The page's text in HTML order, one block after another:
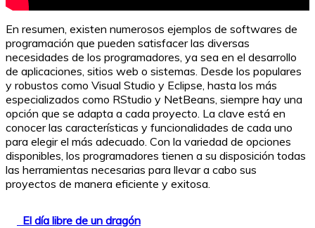
En resumen, existen numerosos ejemplos de softwares de
programación que pueden satisfacer las diversas
necesidades de los programadores, ya sea en el desarrollo
de aplicaciones, sitios web o sistemas. Desde los populares
y robustos como Visual Studio y Eclipse, hasta los más
especializados como RStudio y NetBeans, siempre hay una
opción que se adapta a cada proyecto. La clave está en
conocer las características y funcionalidades de cada uno
para elegir el más adecuado. Con la variedad de opciones
disponibles, los programadores tienen a su disposición todas
las herramientas necesarias para llevar a cabo sus
proyectos de manera eficiente y exitosa.
El día libre de un dragón